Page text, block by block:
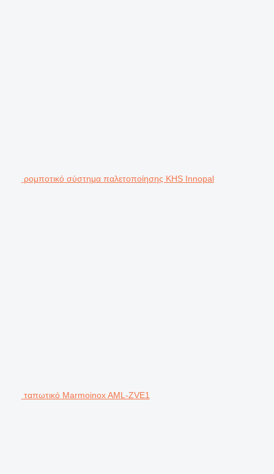
ρομποτικό σύστημα παλετοποίησης KHS Innopal
ταπωτικό Marmoinox AML-ZVE1